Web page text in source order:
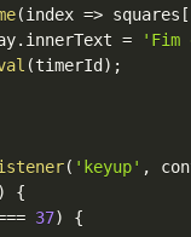
(index => squares [
. innerText =
'Fim
(timerId ) ;
( 'keyup' ,
)
{
37)
{